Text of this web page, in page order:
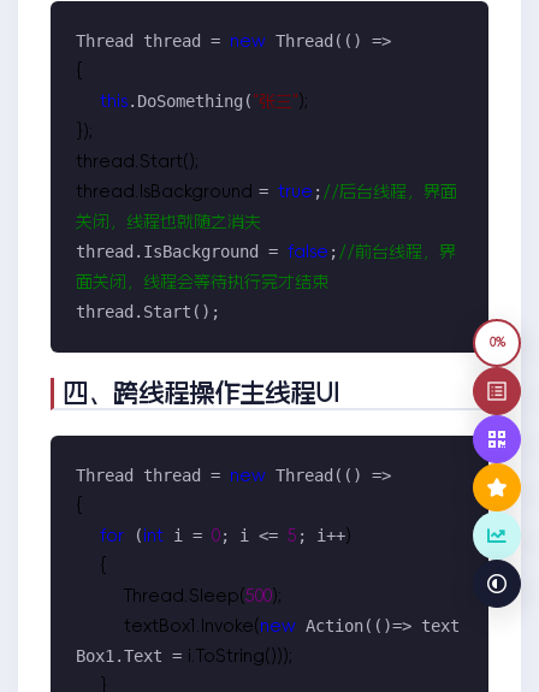
Thread thread = new Thread(() =>
{
this .DoSomething( "张三" );
});
thread.Start();
thread.IsBackground = true ; //后台线程，界面
关闭，线程也就随之消失
thread.IsBackground = false ; //前台线程，界
面关闭，线程会等待执行完才结束
thread.Start();
四、跨线程操作主线程UI
Thread thread = new Thread(() =>
{
for ( int i = 0 ; i <= 5 ; i++)
        Thread.Sleep(
500);
        textBox1.Invoke(
new Action(()=> text
Box1.Text = i.ToString()));
0%